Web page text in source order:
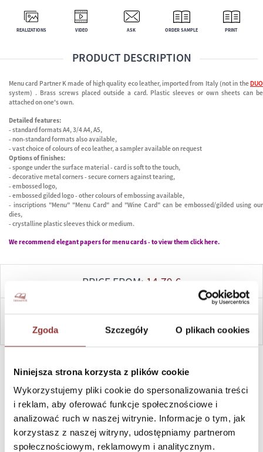
Zgoda Szczegóły O plikach cookies
Niniejsza strona korzysta z plików cookie
Wykorzystujemy pliki cookie do spersonalizowania treści
i reklam, aby oferować funkcje społecznościowe i
analizować ruch w naszej witrynie. Informacje o tym, jak
korzystasz z naszej witryny, udostępniamy partnerom
społecznościowym, reklamowym i analitycznym.
REALIZATIONS VIDEO ASK ORDER SAMPLE PRINT
PRODUCT DESCRIPTION
Menu card Partner K made of high quality eco leather, imported from Italy (not in the DUO
system) . Brass screws placed outside a card. Plastic sleeves or own sheets can be
attached on one's own.
Detailed features:
- standard formats A4, 3/4 A4, A5,
- non-standard formats also available,
- vast choice of colours of eco leather, a sampler available on request
Options of finishes:
- sponge under the surface material - card is soft to the touch,
- decorative metal corners - secure corners against tearing,
- embossed logo,
- embossed gilded logo - other colours of embossing available,
- inscriptions "Menu" "Menu Card" and "Wine Card" can be embossed/gilded using our
dies,
- crystalline plastic sleeves thick or medium.
We recommend elegant papers for menu cards - to view them click here.
PRICE FROM: 14,79 €
OTHER CUSTOMERS HAVE ALSO
ORDERED
MADE OF ECO LEATHER